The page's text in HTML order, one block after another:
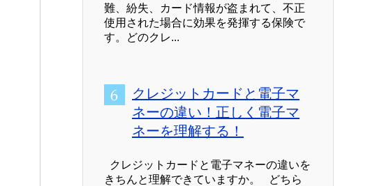
難、紛失、カード情報が盗まれて、不正
使用された場合に効果を発揮する保険で
す。どのクレ...
クレジットカードと電子マ
ネーの違い！正しく電子マ
ネーを理解する！
クレジットカードと電子マネーの違いを
きちんと理解できていますか。 どちら